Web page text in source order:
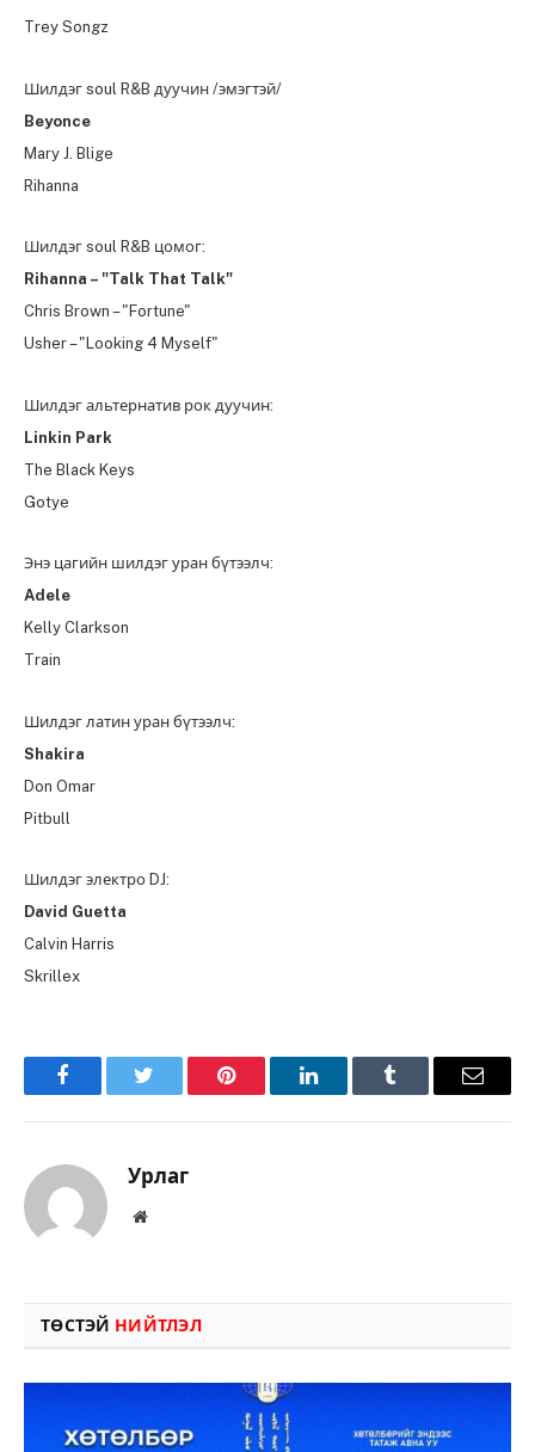
Trey Songz
Шилдэг soul R&B дуучин /эмэгтэй/
Beyonce
Mary J. Blige
Rihanna
Шилдэг soul R&B цомог:
Rihanna – "Talk That Talk"
Chris Brown – "Fortune"
Usher – "Looking 4 Myself"
Шилдэг альтернатив рок дуучин:
Linkin Park
The Black Keys
Gotye
Энэ цагийн шилдэг уран бүтээлч:
Adele
Kelly Clarkson
Train
Шилдэг латин уран бүтээлч:
Shakira
Don Omar
Pitbull
Шилдэг электро DJ:
David Guetta
Calvin Harris
Skrillex
FacebookTwitter Pinterest LinkedInTumblr Имэйл
Урлаг
Вэбсайт
ТӨСТЭЙ НИЙТЛЭЛ